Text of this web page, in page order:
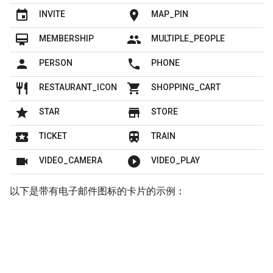
insert_invitation INVITE location_on MAP_PIN
card_membership MEMBERSHIP people MULTIPLE_PEOPLE
person PERSON local_phone PHONE
restaurant RESTAURANT_ICON shopping_cart SHOPPING_CART
grade STAR store STORE
local_play TICKET train TRAIN
videocam VIDEO_CAMERA play_circle_filled VIDEO_PLAY
以下是带有电子邮件图标的卡片的示例：